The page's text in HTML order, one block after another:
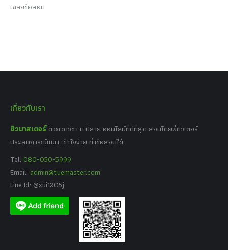
เฉลยข้อสอบ
เกี่ยวกับเรา
ติวมาสเตอร์ ติวกวดวิชา ม.ปลาย ออนไลน์ที่ดีที่สุด สอนโดยพี่ติวเตอร์
ประสบการณ์แน่น เข้าใจง่าย ทำข้อสอบได้
Tel: 080-050-5999
Email: admin@tuemaster.com
Line Id: @xui1205j